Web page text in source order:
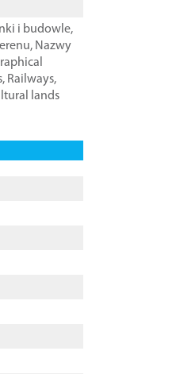
i budowle,
, Nazwy
, Railways,
lands